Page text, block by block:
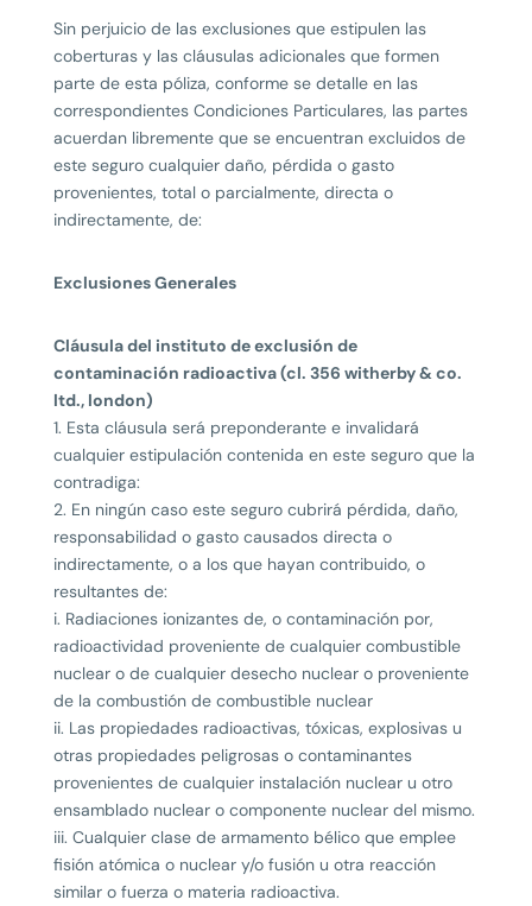
Sin perjuicio de las exclusiones que estipulen las
coberturas y las cláusulas adicionales que formen
parte de esta póliza, conforme se detalle en las
correspondientes Condiciones Particulares, las partes
acuerdan libremente que se encuentran excluidos de
este seguro cualquier daño, pérdida o gasto
provenientes, total o parcialmente, directa o
indirectamente, de:
Exclusiones Generales
Cláusula del instituto de exclusión de
contaminación radioactiva (cl. 356 witherby & co.
ltd., london)
1. Esta cláusula será preponderante e invalidará
cualquier estipulación contenida en este seguro que la
contradiga:
2. En ningún caso este seguro cubrirá pérdida, daño,
responsabilidad o gasto causados directa o
indirectamente, o a los que hayan contribuido, o
resultantes de:
i. Radiaciones ionizantes de, o contaminación por,
radioactividad proveniente de cualquier combustible
nuclear o de cualquier desecho nuclear o proveniente
de la combustión de combustible nuclear
ii. Las propiedades radioactivas, tóxicas, explosivas u
otras propiedades peligrosas o contaminantes
provenientes de cualquier instalación nuclear u otro
ensamblado nuclear o componente nuclear del mismo.
iii. Cualquier clase de armamento bélico que emplee
fisión atómica o nuclear y/o fusión u otra reacción
similar o fuerza o materia radioactiva.